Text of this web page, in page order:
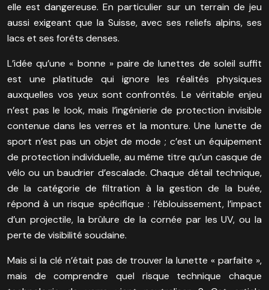
elle est dangereuse. En particulier sur un terrain de jeu
aussi exigeant que la Suisse, avec ses reliefs alpins, ses
lacs et ses forêts denses.
L’idée qu’une « bonne » paire de lunettes de soleil suffit
est une platitude qui ignore les réalités physiques
auxquelles vos yeux sont confrontés. Le véritable enjeu
n’est pas le look, mais l’ingénierie de protection invisible
contenue dans les verres et la monture. Une lunette de
sport n’est pas un objet de mode ; c’est un équipement
de protection individuelle, au même titre qu’un casque de
vélo ou un baudrier d’escalade. Chaque détail technique,
de la catégorie de filtration à la gestion de la buée,
répond à un risque spécifique : l’éblouissement, l’impact
d’un projectile, la brûlure de la cornée par les UV, ou la
perte de visibilité soudaine.
Mais si la clé n’était pas de trouver la lunette « parfaite »,
mais de comprendre quel risque technique chaque